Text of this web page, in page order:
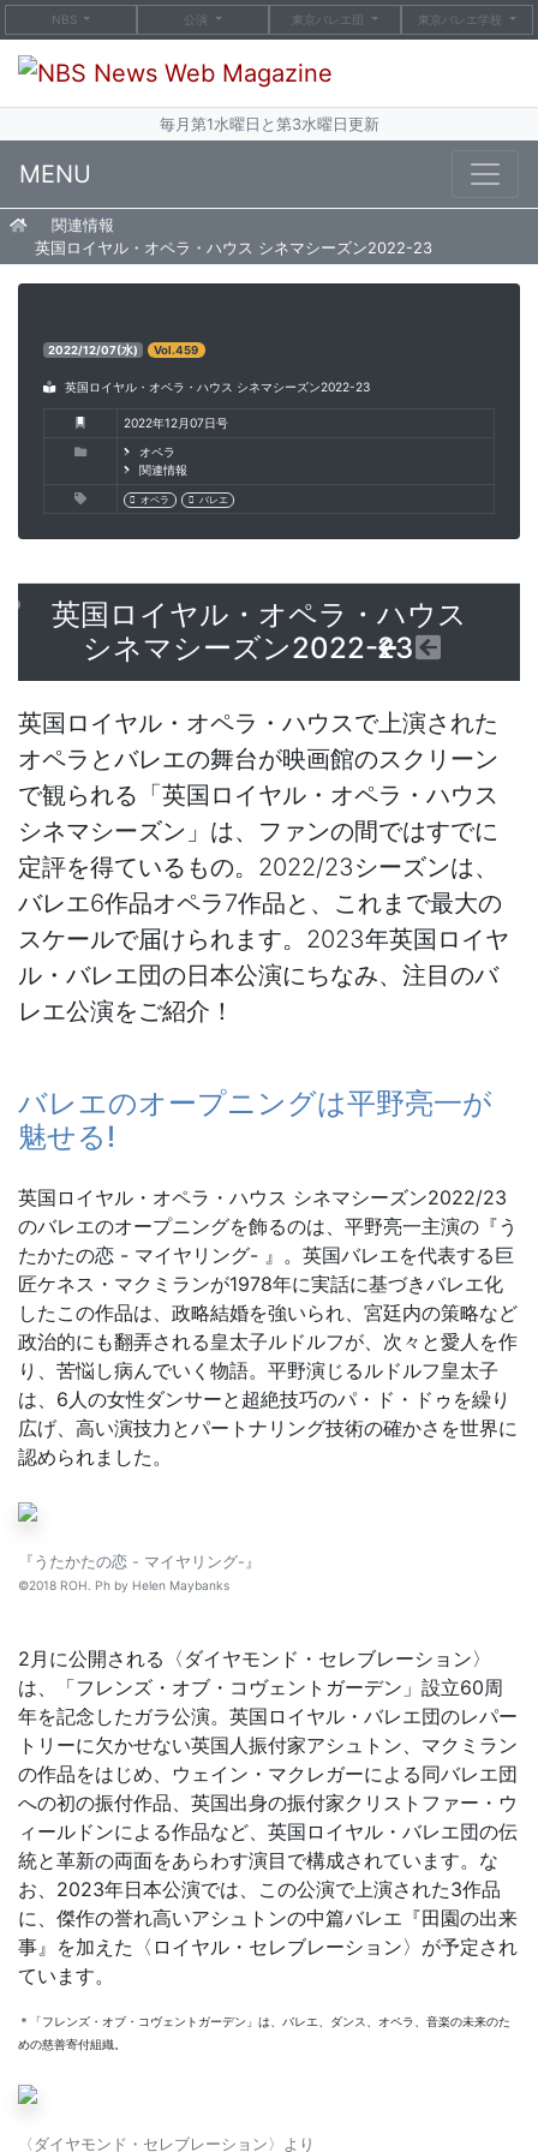
NBS 公演 東京バレエ団 東京バレエ学校
毎月第1水曜日と第3水曜日更新
MENU
関連情報
英国ロイヤル・オペラ・ハウス シネマシーズン2022-23
2022/12/07(水) Vol.459
英国ロイヤル・オペラ・ハウス シネマシーズン2022-23
2022年12月07日号
オペラ
関連情報
オペラ バレエ
英国ロイヤル・オペラ・ハウス
シネマシーズン2022-23
英国ロイヤル・オペラ・ハウスで上演された
オペラとバレエの舞台が映画館のスクリーン
で観られる「英国ロイヤル・オペラ・ハウス
シネマシーズン」は、ファンの間ではすでに
定評を得ているもの。2022/23シーズンは、
バレエ6作品オペラ7作品と、これまで最大の
スケールで届けられます。2023年英国ロイヤ
ル・バレエ団の日本公演にちなみ、注目のバ
レエ公演をご紹介！
バレエのオープニングは平野亮一が
魅せる!
英国ロイヤル・オペラ・ハウス シネマシーズン2022/23
のバレエのオープニングを飾るのは、平野亮一主演の『う
たかたの恋 - マイヤリング- 』。英国バレエを代表する巨
匠ケネス・マクミランが1978年に実話に基づきバレエ化
したこの作品は、政略結婚を強いられ、宮廷内の策略など
政治的にも翻弄される皇太子ルドルフが、次々と愛人を作
り、苦悩し病んでいく物語。平野演じるルドルフ皇太子
は、6人の女性ダンサーと超絶技巧のパ・ド・ドゥを繰り
広げ、高い演技力とパートナリング技術の確かさを世界に
認められました。
『うたかたの恋 - マイヤリング-』
©2018 ROH. Ph by Helen Maybanks
2月に公開される〈ダイヤモンド・セレブレーション〉
は、「フレンズ・オブ・コヴェントガーデン」設立60周
年を記念したガラ公演。英国ロイヤル・バレエ団のレパー
トリーに欠かせない英国人振付家アシュトン、マクミラン
の作品をはじめ、ウェイン・マクレガーによる同バレエ団
への初の振付作品、英国出身の振付家クリストファー・ウ
ィールドンによる作品など、英国ロイヤル・バレエ団の伝
統と革新の両面をあらわす演目で構成されています。な
お、2023年日本公演では、この公演で上演された3作品
に、傑作の誉れ高いアシュトンの中篇バレエ『田園の出来
事』を加えた〈ロイヤル・セレブレーション〉が予定され
ています。
＊「フレンズ・オブ・コヴェントガーデン」は、バレエ、ダンス、オペラ、音楽の未来のた
めの慈善寄付組織。
〈ダイヤモンド・セレブレーション〉より